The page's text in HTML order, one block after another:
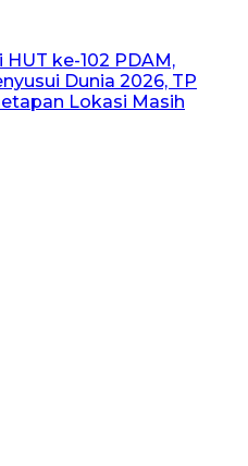
ke-102 PDAM,
Dunia 2026, TP
Lokasi Masih